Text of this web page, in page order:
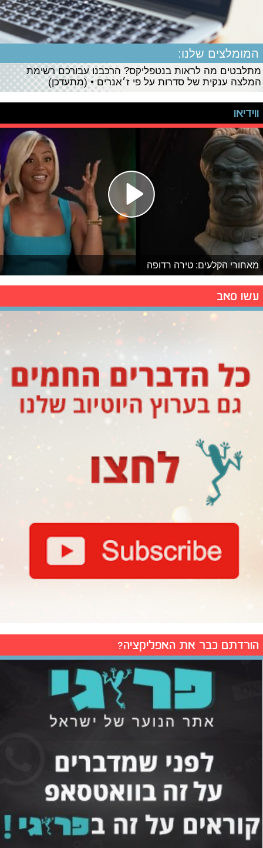
המומלצים שלנו:
מתלבטים מה לראות בנטפליקס? הרכבנו עבורכם רשימת
המלצה ענקית של סדרות על פי ז׳אנרים • (מתעדכן)
ווידיאו
מאחורי הקלעים: טירה רדופה
עשו סאב
הורדתם כבר את האפליקציה?